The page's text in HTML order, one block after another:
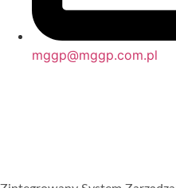
mggp@mggp.com.pl